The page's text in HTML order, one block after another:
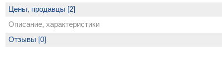
Цены, продавцы [2]
Описание, характеристики
Отзывы [0]